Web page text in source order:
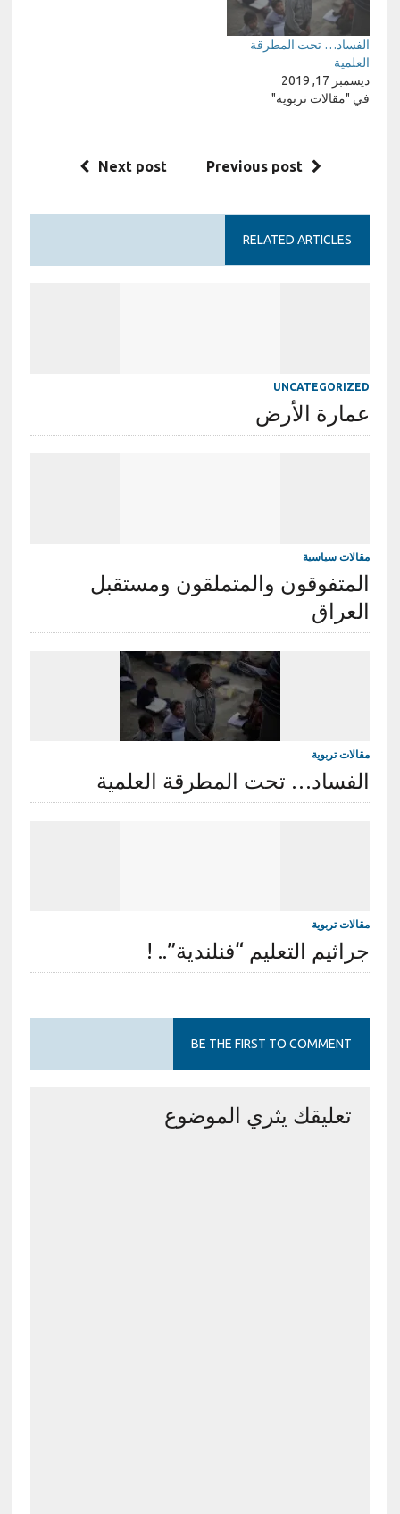
الفساد… تحت المطرقة
العلمية
ديسمبر 17, 2019
في "مقالات تربوية"
Previous post
Next post
RELATED ARTICLES
UNCATEGORIZED
عمارة الأرض
مقالات سياسية
المتفوقون والمتملقون ومستقبل
العراق
مقالات تربوية
الفساد… تحت المطرقة العلمية
مقالات تربوية
جراثيم التعليم “فنلندية”.. !
BE THE FIRST TO COMMENT
تعليقك يثري الموضوع